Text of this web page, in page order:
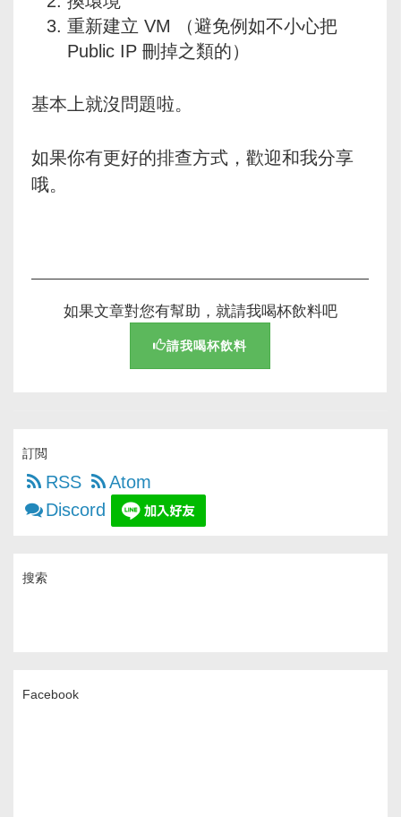
重新建立 VM （避免例如不小心把
Public IP 刪掉之類的）
基本上就沒問題啦。
如果你有更好的排查方式，歡迎和我分享
哦。
如果文章對您有幫助，就請我喝杯飲料吧
請我喝杯飲料
訂閲
RSS
Atom
Discord
搜索
Facebook